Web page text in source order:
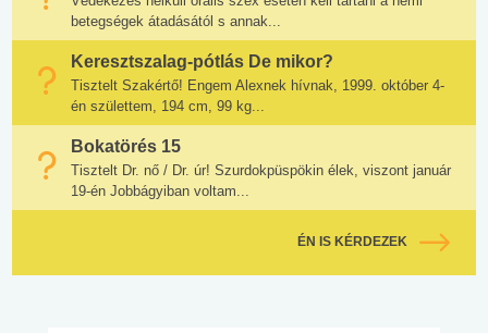
betegségek átadásától s annak...
Keresztszalag-pótlás De mikor?
Tisztelt Szakértő! Engem Alexnek hívnak, 1999. október 4-
én születtem, 194 cm, 99 kg...
Bokatörés 15
Tisztelt Dr. nő / Dr. úr! Szurdokpüspökin élek, viszont január
19-én Jobbágyiban voltam...
ÉN IS KÉRDEZEK